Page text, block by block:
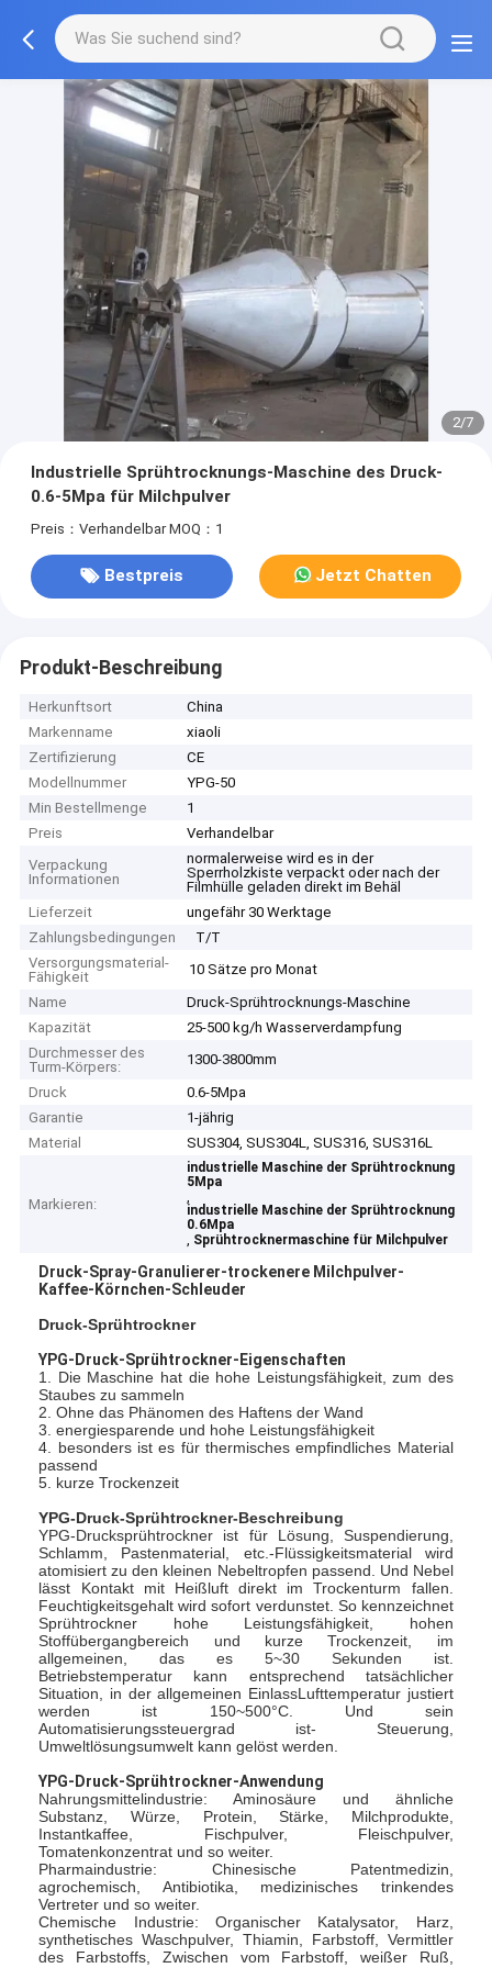
2/7
Industrielle Sprühtrocknungs-Maschine des Druck-
0.6-5Mpa für Milchpulver
Preis：Verhandelbar MOQ：1
Bestpreis Jetzt Chatten
Produkt-Beschreibung
Herkunftsort
China
Markenname
xiaoli
Zertifizierung
CE
Modellnummer
YPG-50
Min Bestellmenge
1
Preis
Verhandelbar
Verpackung
Informationen
normalerweise wird es in der
Sperrholzkiste verpackt oder nach der
Filmhülle geladen direkt im Behäl
Lieferzeit
ungefähr 30 Werktage
Zahlungsbedingungen
T/T
Versorgungsmaterial-
Fähigkeit
10 Sätze pro Monat
Name
Druck-Sprühtrocknungs-Maschine
Kapazität
25-500 kg/h Wasserverdampfung
Durchmesser des
Turm-Körpers:
1300-3800mm
Druck
0.6-5Mpa
Garantie
1-jährig
Material
SUS304, SUS304L, SUS316, SUS316L
Markieren:
industrielle Maschine der Sprühtrocknung
5Mpa
,
industrielle Maschine der Sprühtrocknung
0.6Mpa
, Sprühtrocknermaschine für Milchpulver
Druck-Spray-Granulierer-trockenere Milchpulver-
Kaffee-Körnchen-Schleuder
Druck-Sprühtrockner
YPG-Druck-Sprühtrockner-Eigenschaften
1. Die Maschine hat die hohe Leistungsfähigkeit, zum des
Staubes zu sammeln
2. Ohne das Phänomen des Haftens der Wand
3. energiesparende und hohe Leistungsfähigkeit
4. besonders ist es für thermisches empfindliches Material
passend
5. kurze Trockenzeit
YPG-Druck-Sprühtrockner-Beschreibung
YPG-Drucksprühtrockner ist für Lösung, Suspendierung,
Schlamm, Pastenmaterial, etc.-Flüssigkeitsmaterial wird
atomisiert zu den kleinen Nebeltropfen passend. Und Nebel
lässt Kontakt mit Heißluft direkt im Trockenturm fallen.
Feuchtigkeitsgehalt wird sofort verdunstet. So kennzeichnet
Sprühtrockner hohe Leistungsfähigkeit, hohen
Stoffübergangbereich und kurze Trockenzeit, im
allgemeinen, das es 5~30 Sekunden ist.
Betriebstemperatur kann entsprechend tatsächlicher
Situation, in der allgemeinen EinlassLufttemperatur justiert
werden ist 150~500°C. Und sein
Automatisierungssteuergrad ist- Steuerung,
Umweltlösungsumwelt kann gelöst werden.
YPG-Druck-Sprühtrockner-Anwendung
Nahrungsmittelindustrie: Aminosäure und ähnliche
Substanz, Würze, Protein, Stärke, Milchprodukte,
Instantkaffee, Fischpulver, Fleischpulver,
Tomatenkonzentrat und so weiter.
Pharmaindustrie: Chinesische Patentmedizin,
agrochemisch, Antibiotika, medizinisches trinkendes
Vertreter und so weiter.
Chemische Industrie: Organischer Katalysator, Harz,
synthetisches Waschpulver, Thiamin, Farbstoff, Vermittler
des Farbstoffs, Zwischen vom Farbstoff, weißer Ruß,